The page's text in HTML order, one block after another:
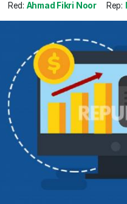
Red: Ahmad Fikri Noor Rep: